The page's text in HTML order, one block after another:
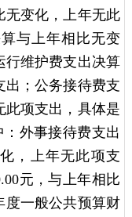
无变化，上年无此
与上年相比无变
行维护费支出决算
出；公务接待费支
此项支出，具体是
：外事接待费支出
，上年无此项支
元，与上年相比
度一般公共预算财